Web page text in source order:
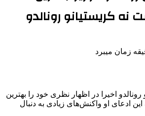
نه کریستیانو رونالدو
اخیرا در اظهار نظری خود را بهترین
ادعای او واکنش‌های زیادی به دنبال